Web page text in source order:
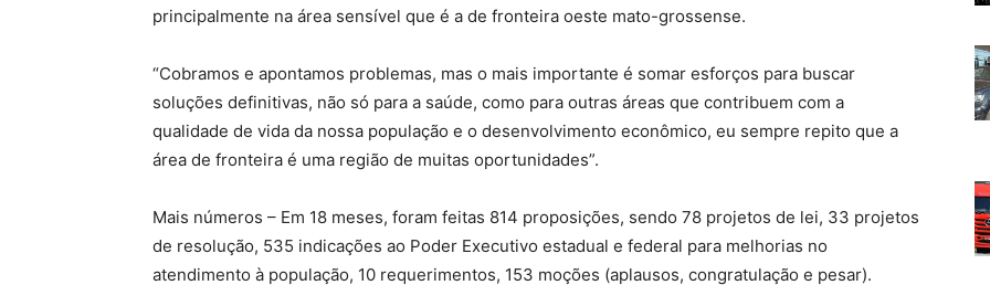
principalmente na área sensível que é a de fronteira oeste mato-grossense.
“Cobramos e apontamos problemas, mas o mais importante é somar esforços para buscar
soluções definitivas, não só para a saúde, como para outras áreas que contribuem com a
qualidade de vida da nossa população e o desenvolvimento econômico, eu sempre repito que a
área de fronteira é uma região de muitas oportunidades”.
Mais números – Em 18 meses, foram feitas 814 proposições, sendo 78 projetos de lei, 33 projetos
de resolução, 535 indicações ao Poder Executivo estadual e federal para melhorias no
atendimento à população, 10 requerimentos, 153 moções (aplausos, congratulação e pesar).